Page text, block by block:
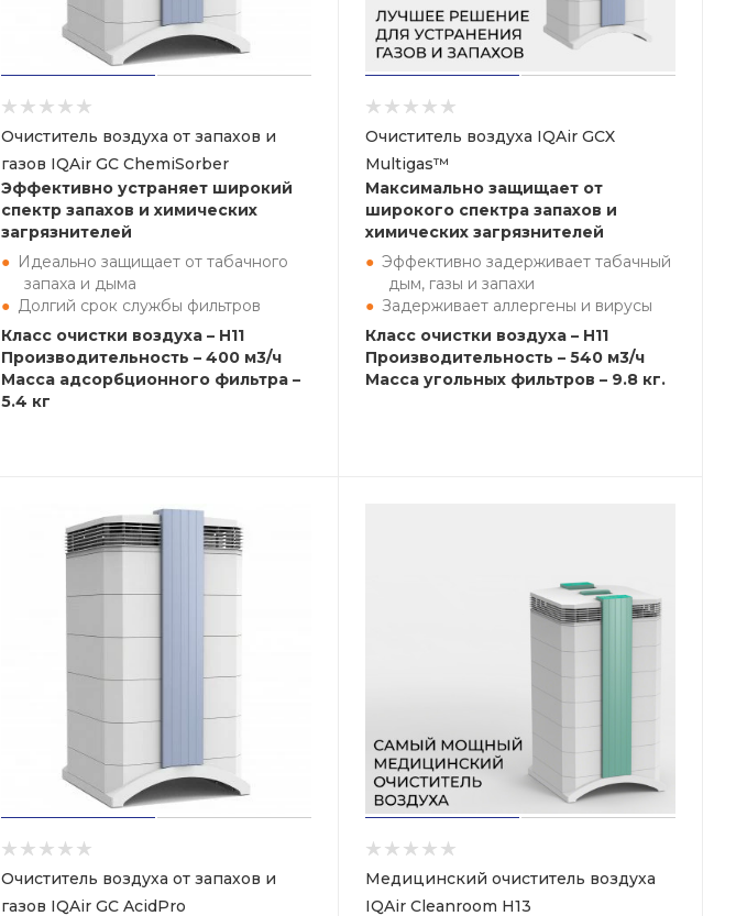
Очиститель воздуха от запахов и
газов IQAir GC ChemiSorber
Эффективно устраняет широкий
спектр запахов и химических
загрязнителей
Идеально защищает от табачного
запаха и дыма
Долгий срок службы фильтров
Класс очистки воздуха – H11
Производительность – 400 м3/ч
Масса адсорбционного фильтра –
5.4 кг
Очиститель воздуха IQAir GCX
Multigas™
Максимально защищает от
широкого спектра запахов и
химических загрязнителей
Эффективно задерживает табачный
дым, газы и запахи
Задерживает аллергены и вирусы
Класс очистки воздуха – H11
Производительность – 540 м3/ч
Масса угольных фильтров – 9.8 кг.
Очиститель воздуха от запахов и
газов IQAir GC AcidPro
Медицинский очиститель воздуха
IQAir Cleanroom H13